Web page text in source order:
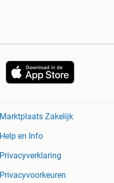
Marktplaats Zakelijk
Help en Info
Privacyverklaring
Privacyvoorkeuren